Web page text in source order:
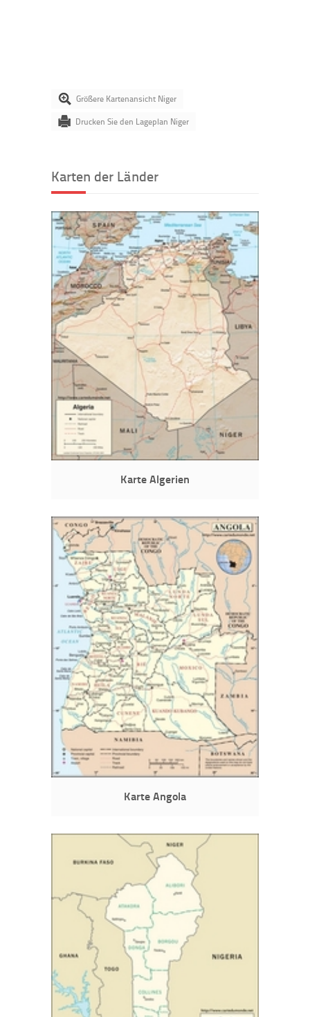
Größere Kartenansicht Niger
Drucken Sie den Lageplan Niger
Karten der Länder
Karte Algerien
Karte Angola